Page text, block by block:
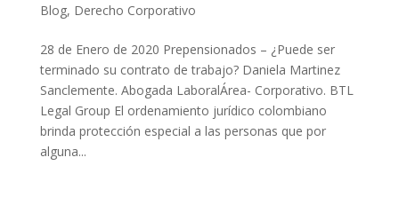
Blog, Derecho Corporativo
28 de Enero de 2020 Prepensionados – ¿Puede ser
terminado su contrato de trabajo? Daniela Martinez
Sanclemente. Abogada LaboralÁrea- Corporativo. BTL
Legal Group El ordenamiento jurídico colombiano
brinda protección especial a las personas que por
alguna...